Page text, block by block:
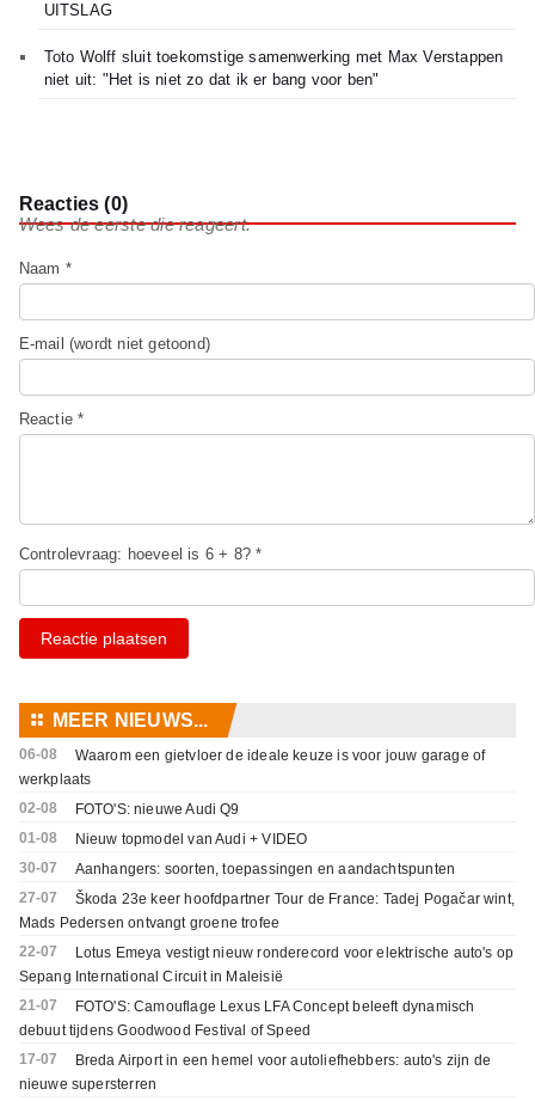
UITSLAG
Toto Wolff sluit toekomstige samenwerking met Max Verstappen
niet uit: "Het is niet zo dat ik er bang voor ben"
Reacties (0)
Wees de eerste die reageert.
Naam *
E-mail (wordt niet getoond)
Reactie *
Controlevraag: hoeveel is 6 + 8? *
Reactie plaatsen
⚏ MEER NIEUWS...
06-08
Waarom een gietvloer de ideale keuze is voor jouw garage of
werkplaats
02-08
FOTO'S: nieuwe Audi Q9
01-08
Nieuw topmodel van Audi + VIDEO
30-07
Aanhangers: soorten, toepassingen en aandachtspunten
27-07
Škoda 23e keer hoofdpartner Tour de France: Tadej Pogačar wint,
Mads Pedersen ontvangt groene trofee
22-07
Lotus Emeya vestigt nieuw ronderecord voor elektrische auto's op
Sepang International Circuit in Maleisië
21-07
FOTO'S: Camouflage Lexus LFA Concept beleeft dynamisch
debuut tijdens Goodwood Festival of Speed
17-07
Breda Airport in een hemel voor autoliefhebbers: auto's zijn de
nieuwe supersterren